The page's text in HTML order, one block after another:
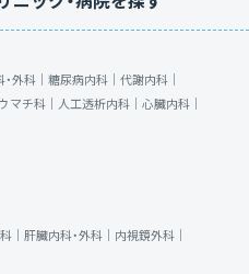
外科｜ 糖尿病内科｜ 代謝内科｜
マチ科｜ 人工透析内科｜ 心臓内科｜
｜ 肝臓内科・外科｜ 内視鏡外科｜